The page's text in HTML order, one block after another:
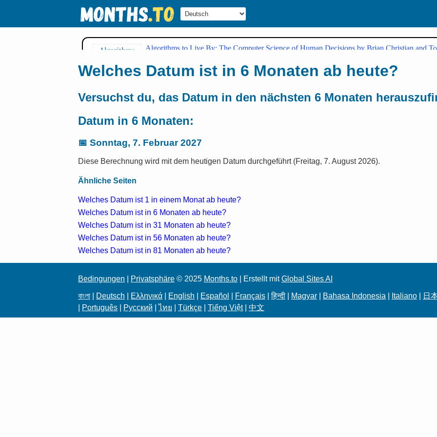
Welches Datum ist in 6 Monaten ab heute?
Versuchst du, das Datum in den nächsten 6 Monaten
Datum in 6 Monaten:
📅 Sonntag, 7. Februar 2027
Diese Berechnung wird mit dem heutigen Datum durchgeführt (Freitag, 7. August 2026).
Ähnliche Seiten
Welches Datum ist 1 in einem Monat ab heute?
Welches Datum ist in 6 Monaten ab heute?
Welches Datum ist in 31 Monaten ab heute?
Welches Datum ist in 56 Monaten ab heute?
Welches Datum ist in 81 Monaten ab heute?
Bedingungen Privatsphäre © 2025 Months.to | Erstellt mitGlobal Sites AI
বাংলা Deutsch Ελληνικά English Español Français |हिन्दी Magyar Bahasa Indonesia Italiano 日
Português Русский |ไทย Türkçe Tiếng Việt| 中文